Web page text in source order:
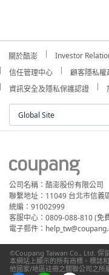
關於酷澎 Investor
信任管理中心
顧客隱私權
資訊安全及隱私保護認證
Global Site
公司名稱：酷澎股份有限公司
聯繫地址：11049 台北市信義
統編：91002999
客服中心：0809-088-810 (免
電子郵件：
©Coupang Taiwan Co., Ltd. 保
本網站上顯示的所有商標、標誌
他國家/地區註冊之關聯公司之所